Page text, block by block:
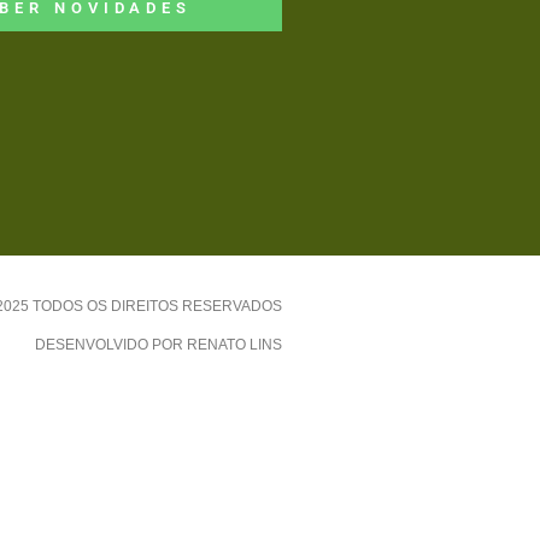
NOVIDADES
TODOS OS DIREITOS RESERVADOS
DESENVOLVIDO POR RENATO LINS